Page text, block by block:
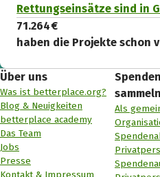
Rettungseinsätze sind in
71.264 €
haben die Projekte schon
Über uns
Was ist betterplace.org?
Blog & Neuigkeiten
betterplace academy
Das Team
Jobs
Presse
Kontakt & Impressum
Spenden
sammeln
Als